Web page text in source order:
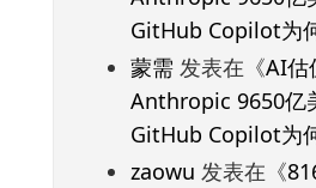
GitHub Copilot为
蒙需发表在《AI估
Anthropic 9650亿
GitHub Copilot为
zaowu 发表在《